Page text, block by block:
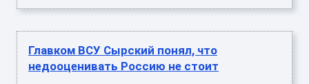
Главком ВСУ Сырский понял, что
недооценивать Россию не стоит